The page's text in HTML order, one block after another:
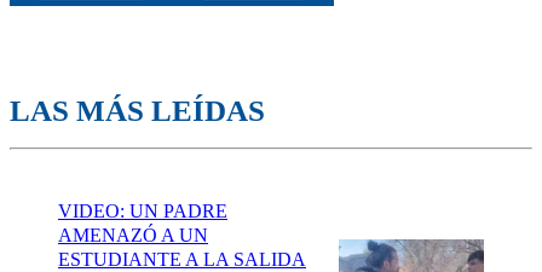
LAS MÁS LEÍDAS
VIDEO: UN PADRE
AMENAZÓ A UN
ESTUDIANTE A LA SALIDA